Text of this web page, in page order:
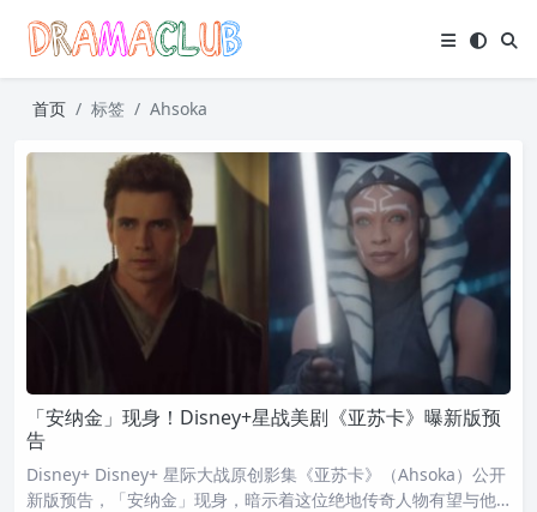
首页 标签 Ahsoka
「安纳金」现身！Disney+星战美剧《亚苏卡》曝新版预
告
Disney+ Disney+ 星际大战原创影集《亚苏卡》（Ahsoka）公开
新版预告，「安纳金」现身，暗示着这位绝地传奇人物有望与他